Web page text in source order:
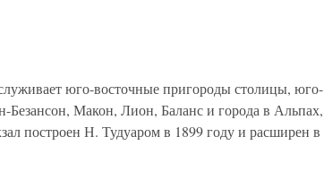
юго-восточные пригороды столицы, юго-
Макон, Лион, Баланс и города в Альпах,
построен Н. Тудуаром в 1899 году и расширен в